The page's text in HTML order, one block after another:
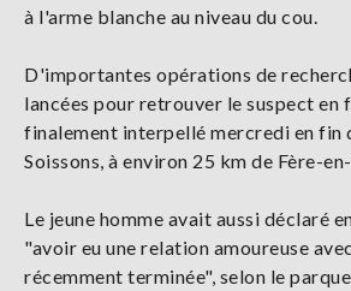
à l'arme blanche au niveau du cou.
D'importantes opérations de
lancées pour retrouver le suspect en
finalement interpellé mercredi en fin
Soissons, à environ 25 km de Fère-
Le jeune homme avait aussi déclaré
"avoir eu une relation amoureuse
récemment terminée", selon le